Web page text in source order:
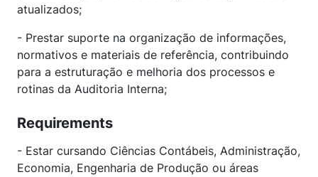
atualizados;
- Prestar suporte na organização de informações,
normativos e materiais de referência, contribuindo
para a estruturação e melhoria dos processos e
rotinas da Auditoria Interna;
Requirements
- Estar cursando Ciências Contábeis, Administração,
Economia, Engenharia de Produção ou áreas